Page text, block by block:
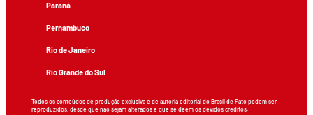
Paraná
Pernambuco
Rio de Janeiro
Rio Grande do Sul
Todos os conteúdos de produção exclusiva e de autoria editorial do Brasil de Fato podem ser
reproduzidos, desde que não sejam alterados e que se deem os devidos créditos.